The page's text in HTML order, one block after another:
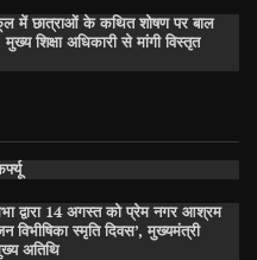
में छात्राओं के कथित शोषण पर बाल
शिक्षा अधिकारी से मांगी विस्तृत
द्वारा 14 अगस्त को प्रेम नगर आश्रम
विभीषिका स्मृति दिवस’, मुख्यमंत्री
अतिथि